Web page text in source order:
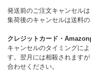
発送前のご注文キャンセルは
集荷後のキャンセルは送料
クレジットカード・
キャンセルのタイミングに
す。翌月には相殺されます
合わせください。